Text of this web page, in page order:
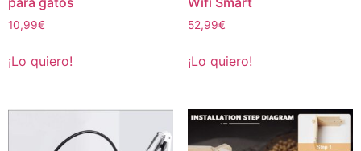
10,99€
¡Lo quiero!
52,99€
¡Lo quiero!